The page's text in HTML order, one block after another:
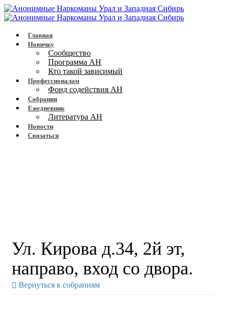
Главная
Новичку
Сообщество
Программа АН
Кто такой зависимый
Профессионалам
Фонд содействия АН
Собрания
Ежедневник
Литература АН
Новости
Связаться
Ул. Кирова д.34, 2й эт,
направо, вход со двора.
Вернуться к собраниям